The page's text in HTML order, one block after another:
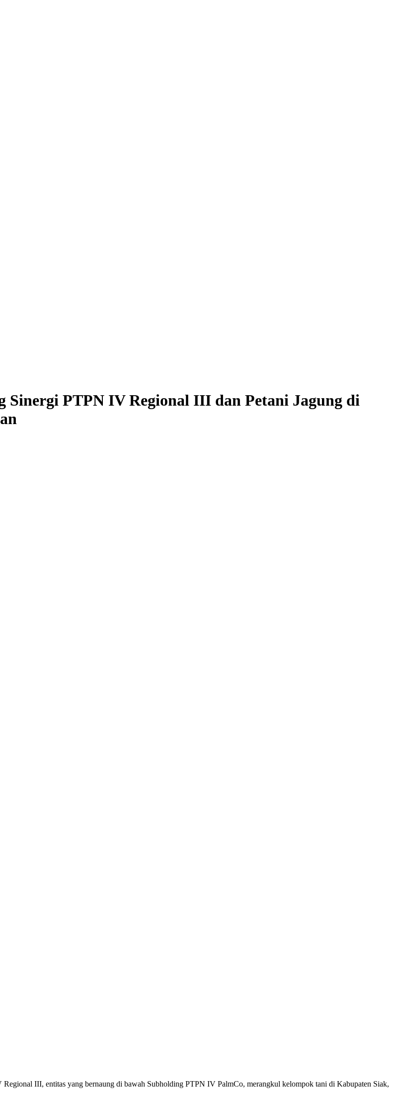
Sinergi PTPN IV Regional III dan Petani Jagung di
III, entitas yang bernaung di bawah Subholding PTPN IV PalmCo, merangkul kelompok tani di Kabupaten Siak,